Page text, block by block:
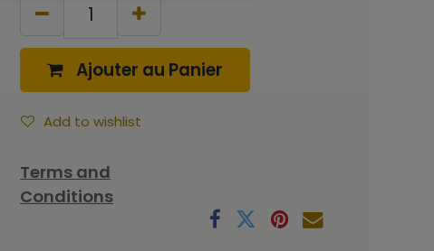
Ajouter au Panier
Add to wishlist
Terms and
Conditions